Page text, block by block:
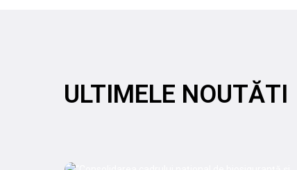
ULTIMELE NOUTĂTI